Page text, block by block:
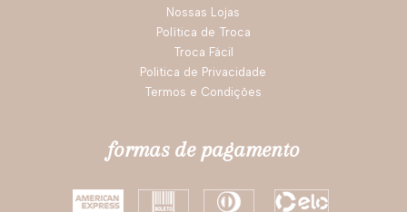
Nossas Lojas
Política de Troca
Troca Fácil
Politica de Privacidade
Termos e Condições
formas de pagamento